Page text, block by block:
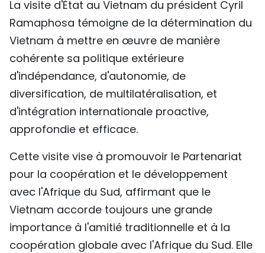
La visite d'État au Vietnam du président Cyril
Ramaphosa témoigne de la détermination du
Vietnam à mettre en œuvre de manière
cohérente sa politique extérieure
d'indépendance, d'autonomie, de
diversification, de multilatéralisation, et
d'intégration internationale proactive,
approfondie et efficace.
Cette visite vise à promouvoir le Partenariat
pour la coopération et le développement
avec l'Afrique du Sud, affirmant que le
Vietnam accorde toujours une grande
importance à l'amitié traditionnelle et à la
coopération globale avec l'Afrique du Sud. Elle